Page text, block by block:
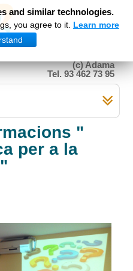
(c) Adama
Tel. 93 462 73 95
and similar technologies.
you agree to it. Learn more
"
per a la